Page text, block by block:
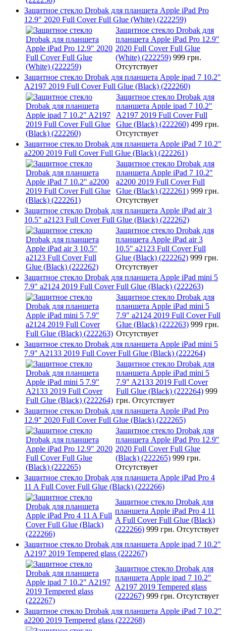
Защитное стекло Drobak для планшета Apple iPad Pro
12.9" 2020 Full Cover Full Glue (White) (222259)
Защитное стекло Drobak для
планшета Apple iPad Pro 12.9"
2020 Full Cover Full Glue
(White) (222259) 999 грн.
Отсутствует
Защитное стекло Drobak для планшета Apple ipad 7 10.2"
A2197 2019 Full Cover Full Glue (Black) (222260)
Защитное стекло Drobak для
планшета Apple ipad 7 10.2"
A2197 2019 Full Cover Full
Glue (Black) (222260) 499 грн.
Отсутствует
Защитное стекло Drobak для планшета Apple iPad 7 10.2"
a2200 2019 Full Cover Full Glue (Black) (222261)
Защитное стекло Drobak для
планшета Apple iPad 7 10.2"
a2200 2019 Full Cover Full
Glue (Black) (222261) 999 грн.
Отсутствует
Защитное стекло Drobak для планшета Apple iPad air 3
10.5" a2123 Full Cover Full Glue (Black) (222262)
Защитное стекло Drobak для
планшета Apple iPad air 3
10.5" a2123 Full Cover Full
Glue (Black) (222262) 999 грн.
Отсутствует
Защитное стекло Drobak для планшета Apple iPad mini 5
7.9" a2124 2019 Full Cover Full Glue (Black) (222263)
Защитное стекло Drobak для
планшета Apple iPad mini 5
7.9" a2124 2019 Full Cover Full
Glue (Black) (222263) 999 грн.
Отсутствует
Защитное стекло Drobak для планшета Apple iPad mini 5
7.9" A2133 2019 Full Cover Full Glue (Black) (222264)
Защитное стекло Drobak для
планшета Apple iPad mini 5
7.9" A2133 2019 Full Cover
Full Glue (Black) (222264) 999
грн. Отсутствует
Защитное стекло Drobak для планшета Apple iPad Pro
12.9" 2020 Full Cover Full Glue (Black) (222265)
Защитное стекло Drobak для
планшета Apple iPad Pro 12.9"
2020 Full Cover Full Glue
(Black) (222265) 999 грн.
Отсутствует
Защитное стекло Drobak для планшета Apple iPad Pro 4
11 A Full Cover Full Glue (Black) (222266)
Защитное стекло Drobak для
планшета Apple iPad Pro 4 11
A Full Cover Full Glue (Black)
(222266) 999 грн. Отсутствует
Защитное стекло Drobak для планшета Apple ipad 7 10.2"
A2197 2019 Tempered glass (222267)
Защитное стекло Drobak для
планшета Apple ipad 7 10.2"
A2197 2019 Tempered glass
(222267) 999 грн. Отсутствует
Защитное стекло Drobak для планшета Apple iPad 7 10.2"
a2200 2019 Tempered glass (222268)